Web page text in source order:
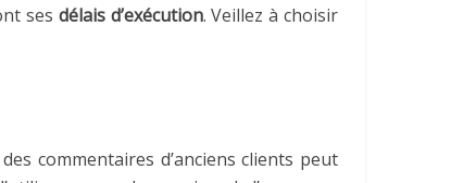
ses délais d’exécution. Veillez à choisir
commentaires d’anciens clients peut